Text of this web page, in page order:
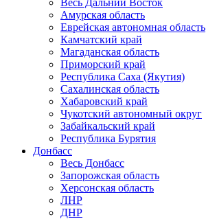
Весь Дальний Восток
Амурская область
Еврейская автономная область
Камчатский край
Магаданская область
Приморский край
Республика Саха (Якутия)
Сахалинская область
Хабаровский край
Чукотский автономный округ
Забайкальский край
Республика Бурятия
Донбасс
Весь Донбасс
Запорожская область
Херсонская область
ЛНР
ДНР